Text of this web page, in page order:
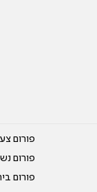
פורום
פורום
פורום